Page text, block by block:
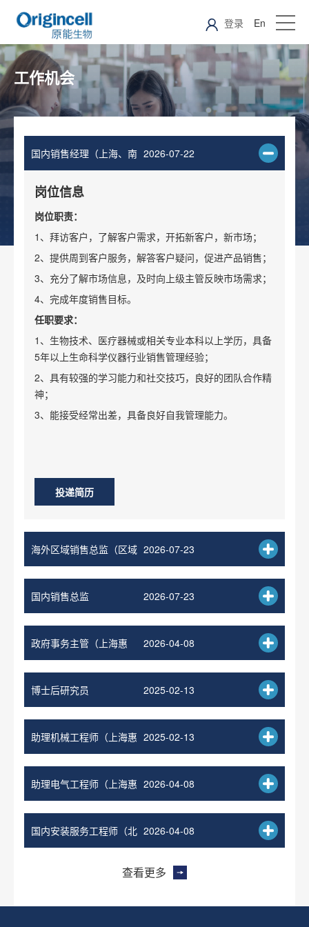
登录 En
工作机会
国内销售经理（上海、南
京、成都、重庆等）
2026-07-22
岗位信息
岗位职责：
1、拜访客户，了解客户需求，开拓新客户，新市场；
2、提供周到客户服务，解答客户疑问，促进产品销售；
3、充分了解市场信息，及时向上级主管反映市场需求；
4、完成年度销售目标。
任职要求：
1、生物技术、医疗器械或相关专业本科以上学历，具备
5年以上生命科学仪器行业销售管理经验；
2、具有较强的学习能力和社交技巧，良好的团队合作精
神；
3、能接受经常出差，具备良好自我管理能力。
投递简历
海外区域销售总监（区域 2026-07-23
国内销售总监 2026-07-23
政府事务主管（上海惠 2026-04-08
博士后研究员 2025-02-13
助理机械工程师（上海惠 2025-02-13
助理电气工程师（上海惠 2026-04-08
国内安装服务工程师（北 2026-04-08
查看更多